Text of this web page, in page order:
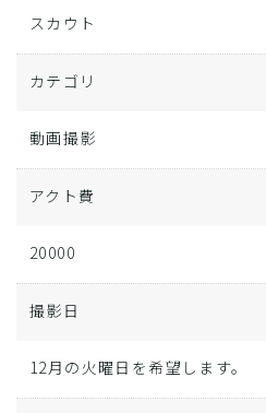
スカウト
カテゴリ
動画撮影
アクト費
20000
撮影日
12月の火曜日を希望します。